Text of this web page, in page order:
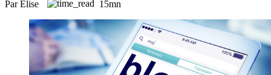
Par Elise
15mn